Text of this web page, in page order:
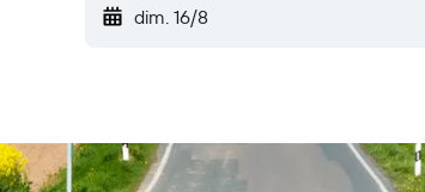
dim. 16/8